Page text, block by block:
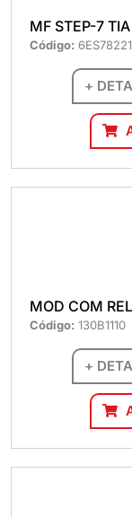
MF STEP-7
Código:
+
MOD COM
Código: 130B1110
+